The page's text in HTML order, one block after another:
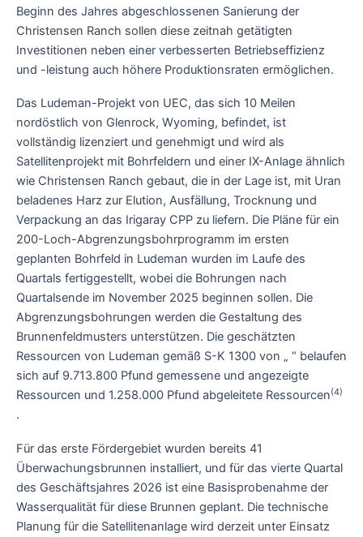
Beginn des Jahres abgeschlossenen Sanierung der
Christensen Ranch sollen diese zeitnah getätigten
Investitionen neben einer verbesserten Betriebseffizienz
und -leistung auch höhere Produktionsraten ermöglichen.
Das Ludeman-Projekt von UEC, das sich 10 Meilen
nordöstlich von Glenrock, Wyoming, befindet, ist
vollständig lizenziert und genehmigt und wird als
Satellitenprojekt mit Bohrfeldern und einer IX-Anlage ähnlich
wie Christensen Ranch gebaut, die in der Lage ist, mit Uran
beladenes Harz zur Elution, Ausfällung, Trocknung und
Verpackung an das Irigaray CPP zu liefern. Die Pläne für ein
200-Loch-Abgrenzungsbohrprogramm im ersten
geplanten Bohrfeld in Ludeman wurden im Laufe des
Quartals fertiggestellt, wobei die Bohrungen nach
Quartalsende im November 2025 beginnen sollen. Die
Abgrenzungsbohrungen werden die Gestaltung des
Brunnenfeldmusters unterstützen. Die geschätzten
Ressourcen von Ludeman gemäß S-K 1300 von „ “ belaufen
sich auf 9.713.800 Pfund gemessene und angezeigte
Ressourcen und 1.258.000 Pfund abgeleitete Ressourcen(4)
.
Für das erste Fördergebiet wurden bereits 41
Überwachungsbrunnen installiert, und für das vierte Quartal
des Geschäftsjahres 2026 ist eine Basisprobenahme der
Wasserqualität für diese Brunnen geplant. Die technische
Planung für die Satellitenanlage wird derzeit unter Einsatz